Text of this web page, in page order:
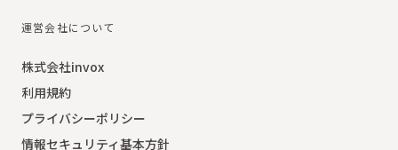
運営会社について
株式会社invox
利用規約
プライバシーポリシー
情報セキュリティ基本方針